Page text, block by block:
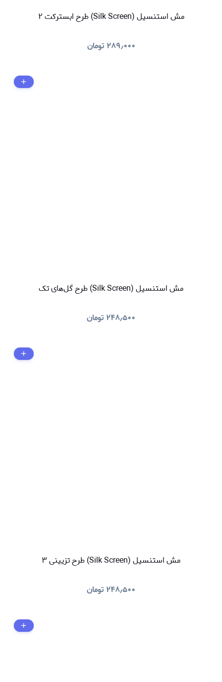
مش استنسیل (Silk Screen) طرح ابسترکت ۲
۲۸۹٫۰۰۰ تومان
مش استنسیل (Silk Screen) طرح گل‌های تک
۲۴۸٫۵۰۰ تومان
مش استنسیل (Silk Screen) طرح تزیینی ۳
۲۴۸٫۵۰۰ تومان